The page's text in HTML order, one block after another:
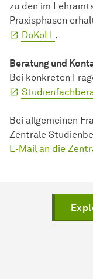
zu den im
Praxisphasen
DoKoLL.
Beratung und
Bei konkreten
Bei allgemeinen
Zentrale
E-Mail an die